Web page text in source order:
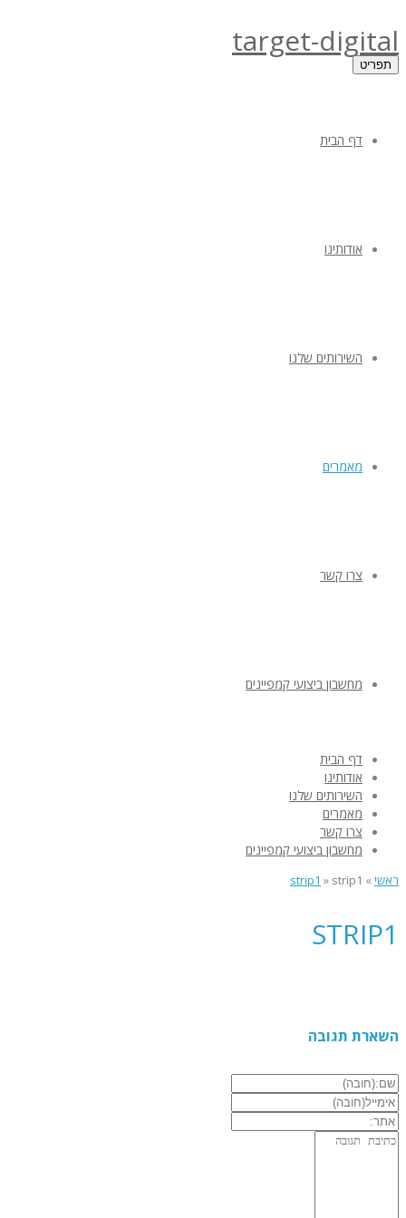
target-digital
תפריט
דף הבית
אודותינו
השירותים שלנו
מאמרים
צרו קשר
מחשבון ביצועי קמפיינים
דף הבית
אודותינו
השירותים שלנו
מאמרים
צרו קשר
מחשבון ביצועי קמפיינים
ראשי »
strip1 » strip1
STRIP1
השארת תגובה